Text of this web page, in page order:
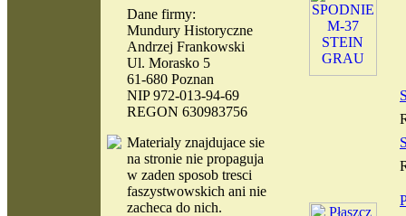
Dane firmy:
Mundury Historyczne
Andrzej Frankowski
Ul. Morasko 5
61-680 Poznan
NIP 972-013-94-69
REGON 630983756
Materialy znajdujace sie
na stronie nie propaguja
w zaden sposob tresci
faszystwowskich ani nie
zacheca do nich.